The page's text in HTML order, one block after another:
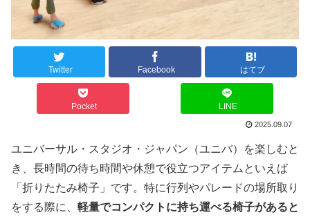
Twitter Facebook はてブ
Pocket LINE
2025.09.07
ユニバーサル・スタジオ・ジャパン（ユニバ）を楽しむと
き、長時間の待ち時間や休憩で役立つアイテムといえば
「折りたたみ椅子」です。特に行列やパレードの場所取り
をする際に、 軽量でコンパクトに持ち運べる椅子があると